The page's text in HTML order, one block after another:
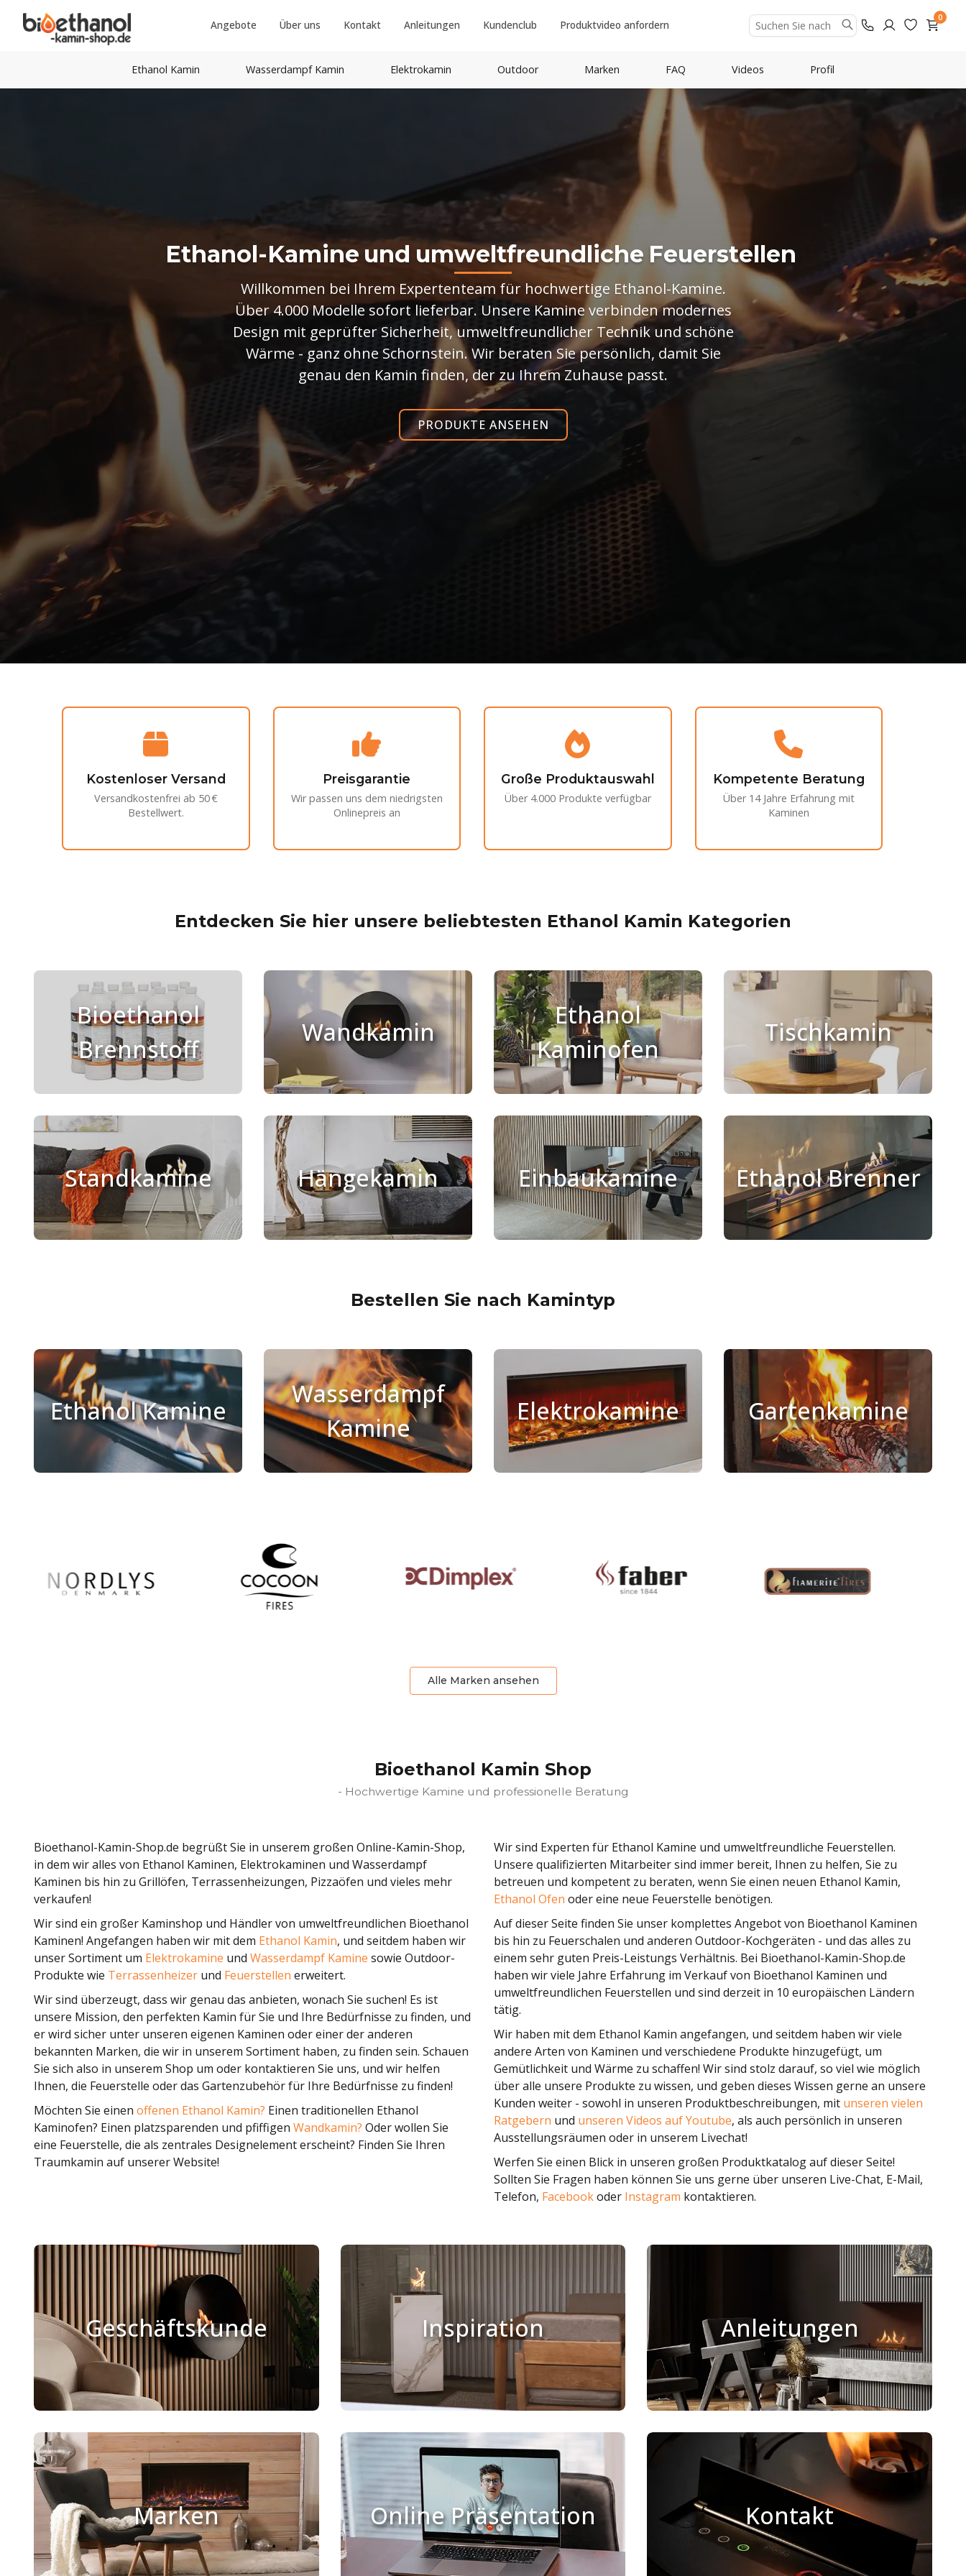
Angebote Über uns Kontakt Anleitungen Kundenclub Produktvideo anfordern
0
Ethanol Kamin Wasserdampf Kamin Elektrokamin Outdoor Marken FAQ Videos Profil
Ethanol-Kamine und umweltfreundliche Feuerstellen
Willkommen bei Ihrem Expertenteam für hochwertige Ethanol-Kamine.
Über 4.000 Modelle sofort lieferbar. Unsere Kamine verbinden modernes
Design mit geprüfter Sicherheit, umweltfreundlicher Technik und schöne
Wärme - ganz ohne Schornstein. Wir beraten Sie persönlich, damit Sie
genau den Kamin finden, der zu Ihrem Zuhause passt.
PRODUKTE ANSEHEN
Kostenloser Versand
Versandkostenfrei ab 50 €
Bestellwert.
Preisgarantie
Wir passen uns dem niedrigsten
Onlinepreis an
Große Produktauswahl
Über 4.000 Produkte verfügbar
Kompetente Beratung
Über 14 Jahre Erfahrung mit
Kaminen
Entdecken Sie hier unsere beliebtesten Ethanol Kamin Kategorien
Bioethanol
Brennstoff
Wandkamin
Ethanol
Kaminofen
Tischkamin
Standkamine Hängekamin Einbaukamine Ethanol Brenner
Bestellen Sie nach Kamintyp
Ethanol Kamine
Wasserdampf
Kamine
Elektrokamine Gartenkamine
Alle Marken ansehen
Bioethanol Kamin Shop
- Hochwertige Kamine und professionelle Beratung
Bioethanol-Kamin-Shop.de begrüßt Sie in unserem großen Online-Kamin-Shop,
in dem wir alles von Ethanol Kaminen, Elektrokaminen und Wasserdampf
Kaminen bis hin zu Grillöfen, Terrassenheizungen, Pizzaöfen und vieles mehr
verkaufen!
Wir sind ein großer Kaminshop und Händler von umweltfreundlichen Bioethanol
Kaminen! Angefangen haben wir mit dem Ethanol Kamin, und seitdem haben wir
unser Sortiment um Elektrokamine und Wasserdampf Kamine sowie Outdoor-
Produkte wie Terrassenheizer und Feuerstellen erweitert.
Wir sind überzeugt, dass wir genau das anbieten, wonach Sie suchen! Es ist
unsere Mission, den perfekten Kamin für Sie und Ihre Bedürfnisse zu finden, und
er wird sicher unter unseren eigenen Kaminen oder einer der anderen
bekannten Marken, die wir in unserem Sortiment haben, zu finden sein. Schauen
Sie sich also in unserem Shop um oder kontaktieren Sie uns, und wir helfen
Ihnen, die Feuerstelle oder das Gartenzubehör für Ihre Bedürfnisse zu finden!
Möchten Sie einen offenen Ethanol Kamin? Einen traditionellen Ethanol
Kaminofen? Einen platzsparenden und pfiffigen Wandkamin? Oder wollen Sie
eine Feuerstelle, die als zentrales Designelement erscheint? Finden Sie Ihren
Traumkamin auf unserer Website!
Wir sind Experten für Ethanol Kamine und umweltfreundliche Feuerstellen.
Unsere qualifizierten Mitarbeiter sind immer bereit, Ihnen zu helfen, Sie zu
betreuen und kompetent zu beraten, wenn Sie einen neuen Ethanol Kamin,
Ethanol Ofen oder eine neue Feuerstelle benötigen.
Auf dieser Seite finden Sie unser komplettes Angebot von Bioethanol Kaminen
bis hin zu Feuerschalen und anderen Outdoor-Kochgeräten - und das alles zu
einem sehr guten Preis-Leistungs Verhältnis. Bei Bioethanol-Kamin-Shop.de
haben wir viele Jahre Erfahrung im Verkauf von Bioethanol Kaminen und
umweltfreundlichen Feuerstellen und sind derzeit in 10 europäischen Ländern
tätig.
Wir haben mit dem Ethanol Kamin angefangen, und seitdem haben wir viele
andere Arten von Kaminen und verschiedene Produkte hinzugefügt, um
Gemütlichkeit und Wärme zu schaffen! Wir sind stolz darauf, so viel wie möglich
über alle unsere Produkte zu wissen, und geben dieses Wissen gerne an unsere
Kunden weiter - sowohl in unseren Produktbeschreibungen, mit unseren vielen
Ratgebern und unseren Videos auf Youtube, als auch persönlich in unseren
Ausstellungsräumen oder in unserem Livechat!
Werfen Sie einen Blick in unseren großen Produktkatalog auf dieser Seite!
Sollten Sie Fragen haben können Sie uns gerne über unseren Live-Chat, E-Mail,
Telefon, Facebookoder Instagram kontaktieren.
Geschäftskunde Inspiration Anleitungen
Marken Online Präsentation Kontakt